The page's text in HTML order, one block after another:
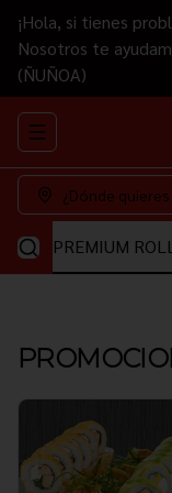
¡Hola, si tienes
Nosotros te
(ÑUÑOA)
Abrir menu de
¿Dónde
PREMIUM